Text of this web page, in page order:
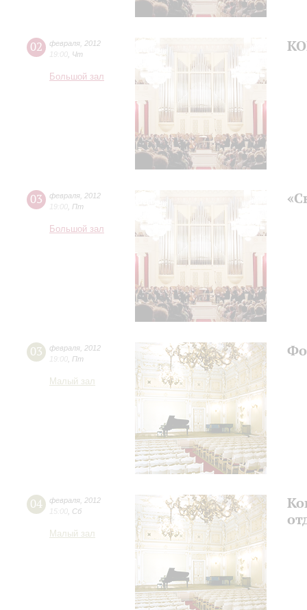
02 февраля 2012
19:00 Чт
Большой зал
03 февраля 2012
19:00 Пт
Большой зал
03 февраля 2012
19:00 Пт
Малый зал
04 февраля 2012
15:00 Сб
Малый зал